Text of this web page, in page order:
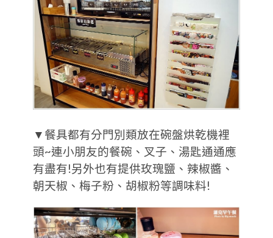
▼餐具都有分門別類放在碗盤烘乾機裡
頭~連小朋友的餐碗、叉子、湯匙通通應
有盡有!另外也有提供玫瑰鹽、辣椒醬、
朝天椒、梅子粉、胡椒粉等調味料!